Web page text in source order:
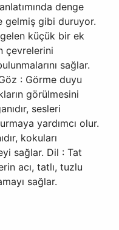
denge
gelmiş gibi duruyor.
küçük bir ek
çevrelerini
sağlar.
: Görme duyu
görülmesini
sesleri
yardımcı olur.
kokuları
sağlar. Dil : Tat
acı, tatlı, tuzlu
sağlar.